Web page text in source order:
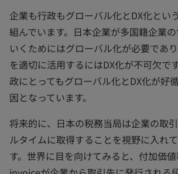
企業も行政もグローバル化とDX化とい
組んでいます。日本企業が多国籍企業
いくためにはグローバル化が必要であ
を適切に活用するにはDX化が不可欠で
政にとってもグローバル化とDX化が好
因となっています。
将来的に、日本の税務当局は企業の取
ルタイムに取得することを視野に入れ
す。世界に目を向けてみると、付加価